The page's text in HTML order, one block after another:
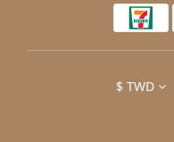
$ TWD